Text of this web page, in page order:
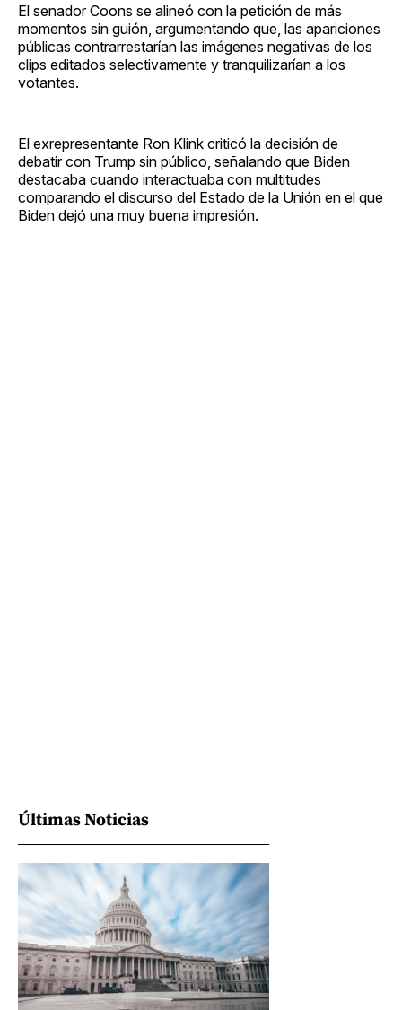
El senador Coons se alineó con la petición de más
momentos sin guión, argumentando que, las apariciones
públicas contrarrestarían las imágenes negativas de los
clips editados selectivamente y tranquilizarían a los
votantes.
El exrepresentante Ron Klink criticó la decisión de
debatir con Trump sin público, señalando que Biden
destacaba cuando interactuaba con multitudes
comparando el discurso del Estado de la Unión en el que
Biden dejó una muy buena impresión.
Últimas Noticias